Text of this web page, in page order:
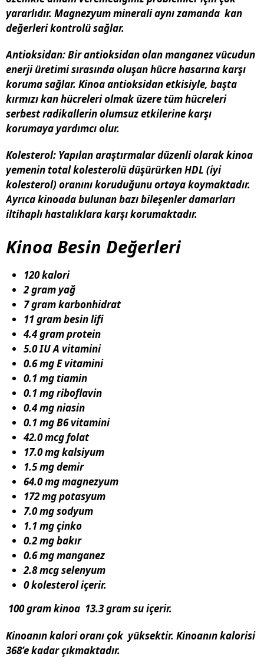
yararlıdır. Magnezyum minerali aynı zamanda kan
değerleri kontrolü sağlar.
Antioksidan: Bir antioksidan olan manganez vücudun
enerji üretimi sırasında oluşan hücre hasarına karşı
koruma sağlar. Kinoa antioksidan etkisiyle, başta
kırmızı kan hücreleri olmak üzere tüm hücreleri
serbest radikallerin olumsuz etkilerine karşı
korumaya yardımcı olur.
Kolesterol: Yapılan araştırmalar düzenli olarak kinoa
yemenin total kolesterolü düşürürken HDL (iyi
kolesterol) oranını koruduğunu ortaya koymaktadır.
Ayrıca kinoada bulunan bazı bileşenler damarları
iltihaplı hastalıklara karşı korumaktadır.
Kinoa Besin Değerleri
120 kalori
2 gram yağ
7 gram karbonhidrat
11 gram besin lifi
4.4 gram protein
5.0 IU A vitamini
0.6 mg E vitamini
0.1 mg tiamin
0.1 mg riboflavin
0.4 mg niasin
0.1 mg B6 vitamini
42.0 mcg folat
17.0 mg kalsiyum
1.5 mg demir
64.0 mg magnezyum
172 mg potasyum
7.0 mg sodyum
1.1 mg çinko
0.2 mg bakır
0.6 mg manganez
2.8 mcg selenyum
0 kolesterol içerir.
100 gram kinoa 13.3 gram su içerir.
Kinoanın kalori oranı çok yüksektir. Kinoanın kalorisi
368’e kadar çıkmaktadır.